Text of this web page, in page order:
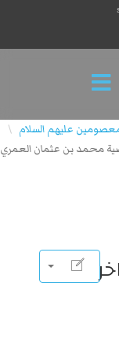
عليهم السلام \
محمد بن عثمان العمري